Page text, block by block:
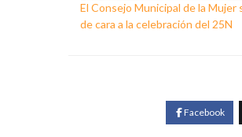
El Consejo Municipal de la Mujer
de cara a la celebración del 25N
Facebook